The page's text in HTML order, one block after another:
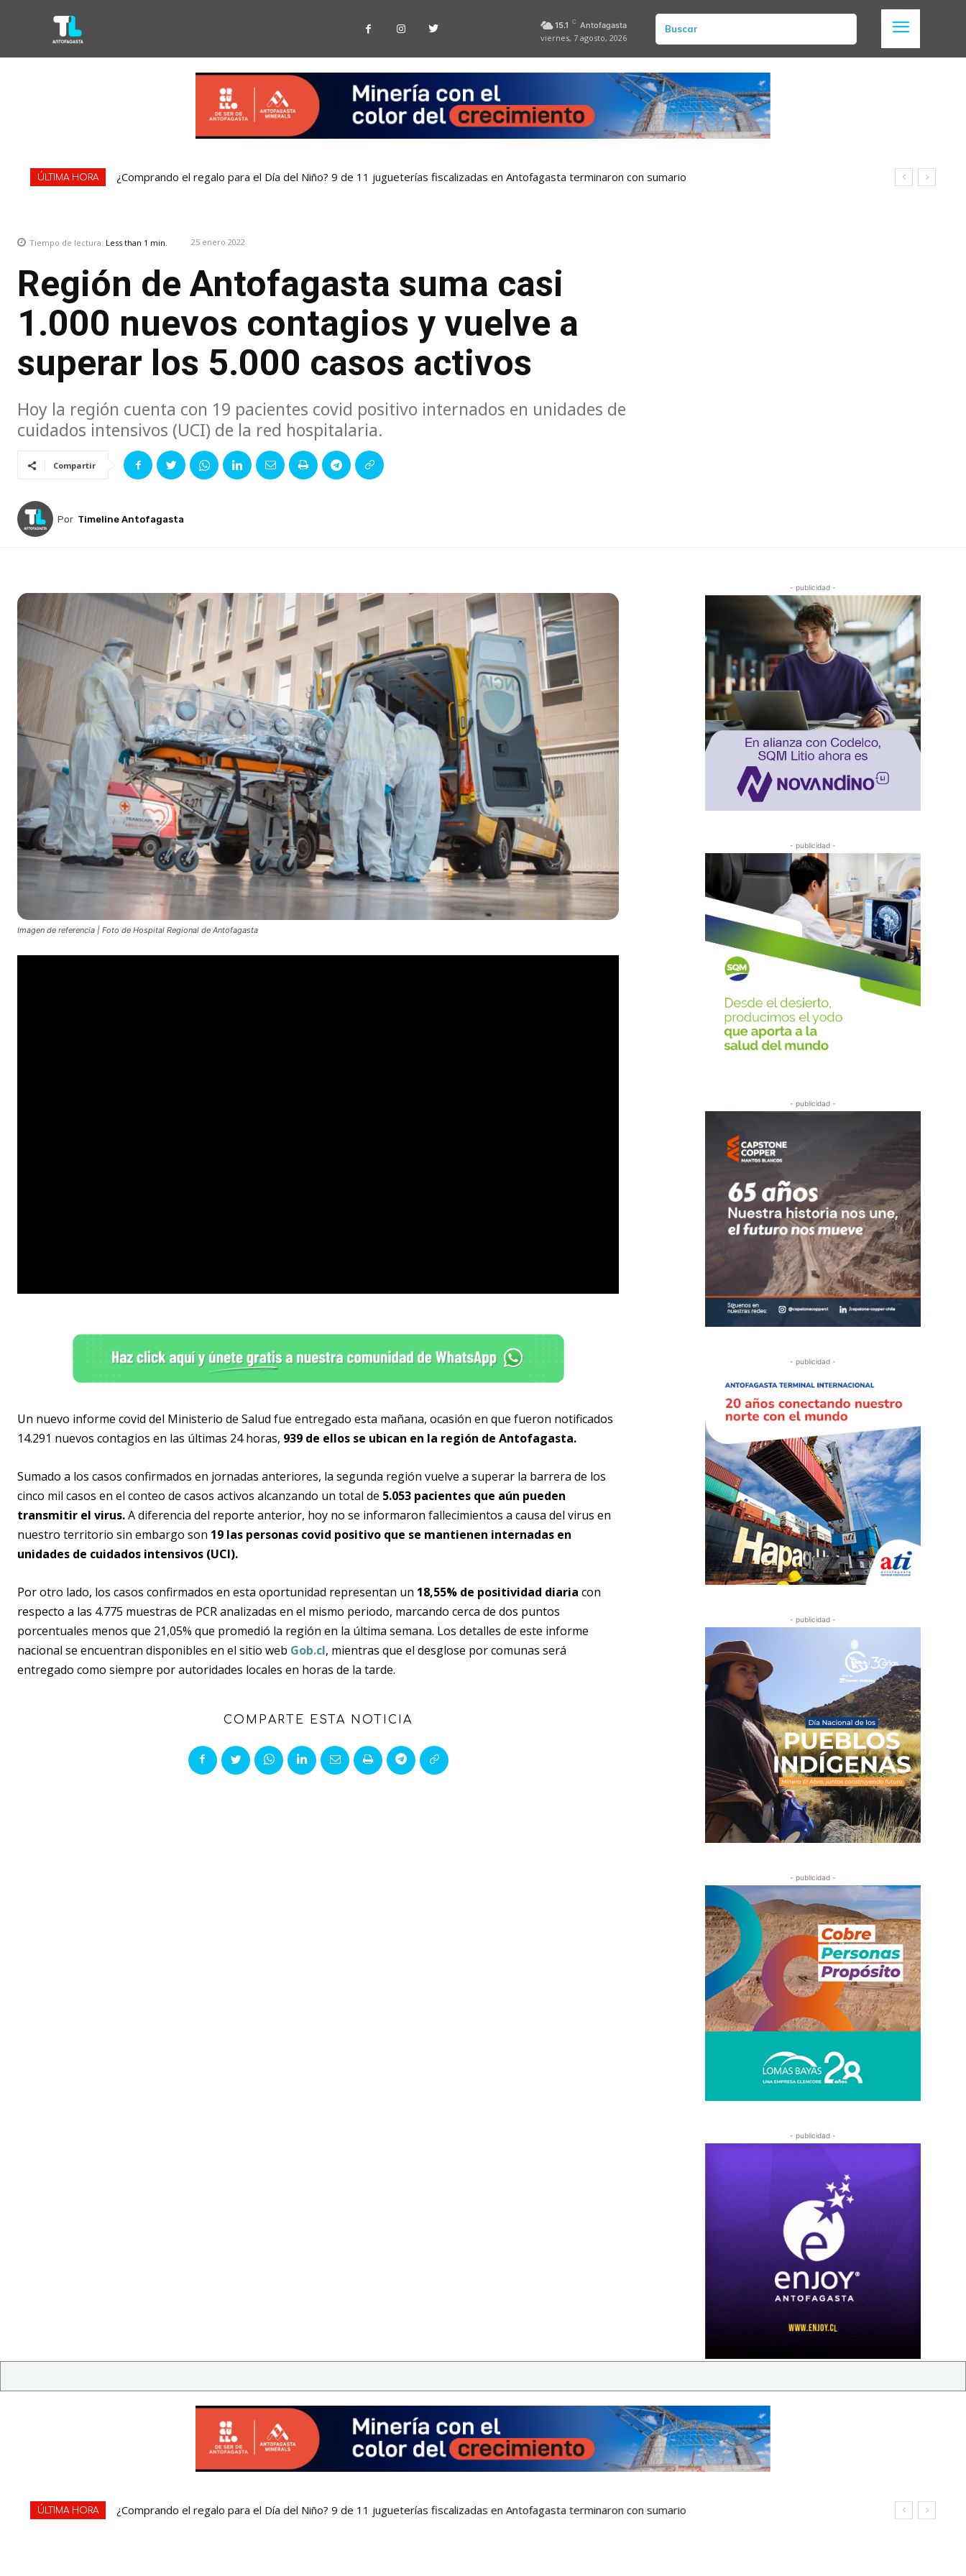
15.1 C Antofagasta
viernes, 7 agosto, 2026
Buscar
ÚLTIMA HORA ¿Comprando el regalo para el Día del Niño? 9 de 11 jugueterías fiscalizadas en Antofagasta terminaron con sumario
Tiempo de lectura: Less than 1 min. 25 enero 2022
Región de Antofagasta suma casi
1.000 nuevos contagios y vuelve a
superar los 5.000 casos activos
Hoy la región cuenta con 19 pacientes covid positivo internados en unidades de
cuidados intensivos (UCI) de la red hospitalaria.
Compartir
Por Timeline Antofagasta
Imagen de referencia | Foto de Hospital Regional de Antofagasta
Un nuevo informe covid del Ministerio de Salud fue entregado esta mañana, ocasión en que fueron notificados
14.291 nuevos contagios en las últimas 24 horas, 939 de ellos se ubican en la región de Antofagasta.
Sumado a los casos confirmados en jornadas anteriores, la segunda región vuelve a superar la barrera de los
cinco mil casos en el conteo de casos activos alcanzando un total de 5.053 pacientes que aún pueden
transmitir el virus.A diferencia del reporte anterior, hoy no se informaron fallecimientos a causa del virus en
nuestro territorio sin embargo son 19 las personas covid positivo que se mantienen internadas en
unidades de cuidados intensivos (UCI).
Por otro lado, los casos confirmados en esta oportunidad representan un 18,55% de positividad diaria con
respecto a las 4.775 muestras de PCR analizadas en el mismo periodo, marcando cerca de dos puntos
porcentuales menos que 21,05% que promedió la región en la última semana. Los detalles de este informe
nacional se encuentran disponibles en el sitio web Gob.cl, mientras que el desglose por comunas será
entregado como siempre por autoridades locales en horas de la tarde.
COMPARTE ESTA NOTICIA
- publicidad -
- publicidad -
- publicidad -
- publicidad -
- publicidad -
- publicidad -
- publicidad -